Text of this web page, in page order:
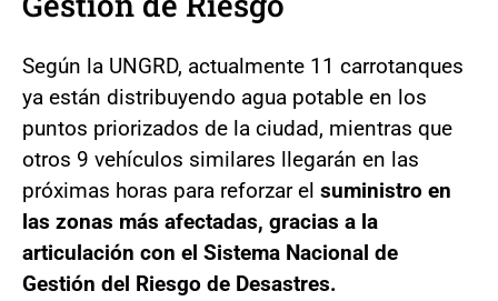
Según la UNGRD, actualmente 11 carrotanques
ya están distribuyendo agua potable en los
puntos priorizados de la ciudad, mientras que
otros 9 vehículos similares llegarán en las
próximas horas para reforzar el suministro en
las zonas más afectadas, gracias a la
articulación con el Sistema Nacional de
Gestión del Riesgo de Desastres.